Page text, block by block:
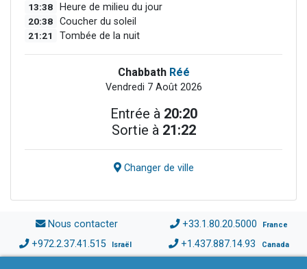
13:38 Heure de milieu du jour
20:38 Coucher du soleil
21:21 Tombée de la nuit
Chabbath Réé
Vendredi 7 Août 2026
Entrée à 20:20
Sortie à 21:22
Changer de ville
Nous contacter +33.1.80.20.5000 France
+972.2.37.41.515 Israël +1.437.887.14.93 Canada